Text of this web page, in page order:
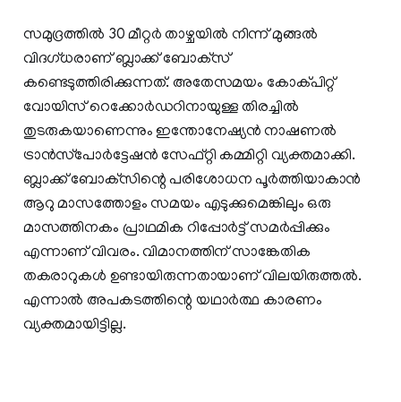
സമുദ്രത്തില്‍ 30 മീറ്റര്‍ താഴ്ചയില്‍ നിന്ന് മുങ്ങല്‍
വിദഗ്ധരാണ് ബ്ലാക്ക് ബോക്‌സ്
കണ്ടെടുത്തിരിക്കുന്നത്. അതേസമയം കോക്പിറ്റ്
വോയിസ് റെക്കോര്‍ഡറിനായുള്ള തിരച്ചില്‍
തുടരുകയാണെന്നും ഇന്തോനേഷ്യന്‍ നാഷണല്‍
ട്രാന്‍സ്‌പോര്‍ട്ടേഷന്‍ സേഫ്റ്റി കമ്മിറ്റി വ്യക്തമാക്കി.
ബ്ലാക്ക് ബോക്‌സിന്റെ പരിശോധന പൂര്‍ത്തിയാകാന്‍
ആറു മാസത്തോളം സമയം എടുക്കുമെങ്കിലും ഒരു
മാസത്തിനകം പ്രാഥമിക റിപ്പോര്‍ട്ട് സമര്‍പ്പിക്കും
എന്നാണ് വിവരം. വിമാനത്തിന് സാങ്കേതിക
തകരാറുകള്‍ ഉണ്ടായിരുന്നതായാണ് വിലയിരുത്തല്‍.
എന്നാല്‍ അപകടത്തിന്റെ യഥാര്‍ത്ഥ കാരണം
വ്യക്തമായിട്ടില്ല.